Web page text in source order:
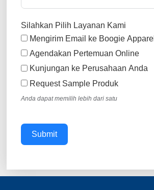
Silahkan Pilih Layanan Kami
Mengirim Email ke Boogie Apparel
Agendakan Pertemuan Online
Kunjungan ke Perusahaan Anda
Request Sample Produk
Anda dapat memilih lebih dari satu
Submit